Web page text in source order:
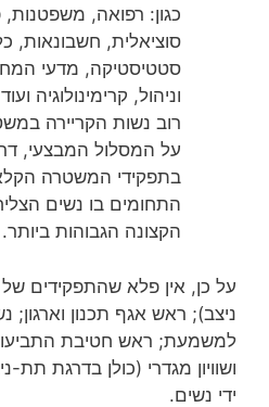
כגון: רפואה, משפטנות,
סוציאלית, חשבונאות,
סטטיסטיקה, מדעי
וניהול, קרימינולוגיה
רוב נשות הקריירה
על המסלול המבצעי,
בתפקידי המשטרה
התחומים בו נשים
הקצונה הגבוהות ביותר.
על כן, אין פלא שהתפקידים
ניצב); ראש אגף תכנון וארגון;
למשמעת; ראש חטיבת התביעות;
ושוויון מגדרי (כולן בדרגת תת-
ידי נשים.